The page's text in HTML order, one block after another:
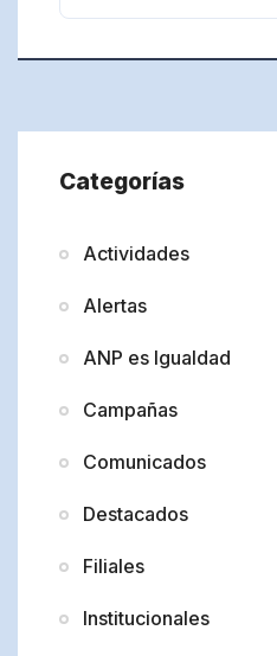
Categorías
Actividades
Alertas
ANP es Igualdad
Campañas
Comunicados
Destacados
Filiales
Institucionales